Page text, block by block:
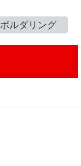
ボルダリング